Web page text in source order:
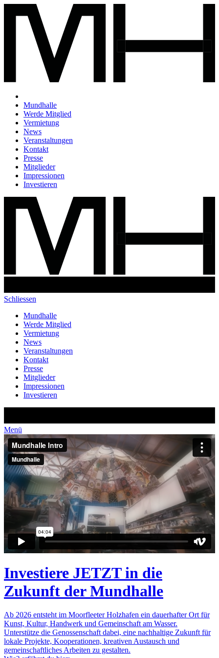
Mundhalle
Werde Mitglied
Vermietung
News
Veranstaltungen
Kontakt
Presse
Mitglieder
Impressionen
Investieren
Schliessen
Mundhalle
Werde Mitglied
Vermietung
News
Veranstaltungen
Kontakt
Presse
Mitglieder
Impressionen
Investieren
Menü
Investiere JETZT in die
Zukunft der Mundhalle
Ab 2026 entsteht im Moorfleeter Holzhafen ein dauerhafter Ort für
Kunst, Kultur, Handwerk und Gemeinschaft am Wasser.
Unterstütze die Genossenschaft dabei, eine nachhaltige Zukunft für
lokale Projekte, Kooperationen, kreativen Austausch und
gemeinschaftliches Arbeiten zu gestalten.